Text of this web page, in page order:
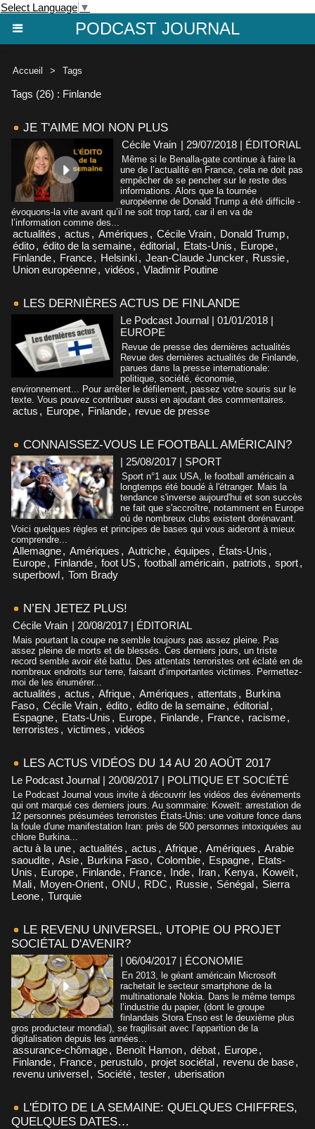
Select Language ▼
PODCAST JOURNAL
Accueil > Tags
Tags (26) : Finlande
JE T'AIME MOI NON PLUS
Cécile Vrain | 29/07/2018 | ÉDITORIAL
Même si le Benalla-gate continue à faire la
une de l’actualité en France, cela ne doit pas
empêcher de se pencher sur le reste des
informations. Alors que la tournée
européenne de Donald Trump a été difficile -
évoquons-la vite avant qu’il ne soit trop tard, car il en va de
l’information comme des...
actualités , actus , Amériques , Cécile Vrain, Donald Trump,
édito, édito de la semaine, éditorial, Etats-Unis , Europe,
Finlande, France, Helsinki, Jean-Claude Juncker, Russie,
Union européenne, vidéos , Vladimir Poutine
LES DERNIÈRES ACTUS DE FINLANDE
Le Podcast Journal | 01/01/2018 |
EUROPE
Revue de presse des dernières actualités
Revue des dernières actualités de Finlande,
parues dans la presse internationale:
politique, société, économie,
environnement... Pour arrêter le défilement, passez votre souris sur le
texte. Vous pouvez contribuer aussi en ajoutant des commentaires.
actus , Europe, Finlande, revue de presse
CONNAISSEZ-VOUS LE FOOTBALL AMÉRICAIN?
| 25/08/2017 | SPORT
Sport n°1 aux USA, le football américain a
longtemps été boudé à l'étranger. Mais la
tendance s'inverse aujourd'hui et son succès
ne fait que s'accroître, notamment en Europe
où de nombreux clubs existent dorénavant.
Voici quelques règles et principes de bases qui vous aideront à mieux
comprendre...
Allemagne, Amériques , Autriche, équipes , États-Unis ,
Europe, Finlande, foot US, football américain, patriots , sport,
superbowl, Tom Brady
N’EN JETEZ PLUS!
Cécile Vrain | 20/08/2017 | ÉDITORIAL
Mais pourtant la coupe ne semble toujours pas assez pleine. Pas
assez pleine de morts et de blessés. Ces derniers jours, un triste
record semble avoir été battu. Des attentats terroristes ont éclaté en de
nombreux endroits sur terre, faisant d’importantes victimes. Permettez-
moi de les énumérer...
actualités , actus , Afrique, Amériques , attentats , Burkina
Faso, Cécile Vrain, édito, édito de la semaine, éditorial,
Espagne, Etats-Unis , Europe, Finlande, France, racisme,
terroristes , victimes , vidéos
LES ACTUS VIDÉOS DU 14 AU 20 AOÛT 2017
Le Podcast Journal | 20/08/2017 | POLITIQUE ET SOCIÉTÉ
Le Podcast Journal vous invite à découvrir les vidéos des événements
qui ont marqué ces derniers jours. Au sommaire: Koweït: arrestation de
12 personnes présumées terroristes États-Unis: une voiture fonce dans
la foule d'une manifestation Iran: près de 500 personnes intoxiquées au
chlore Burkina...
actu à la une, actualités , actus , Afrique, Amériques , Arabie
saoudite, Asie, Burkina Faso, Colombie, Espagne, Etats-
Unis , Europe, Finlande, France, Inde, Iran, Kenya, Koweït,
Mali, Moyen-Orient, ONU , RDC , Russie, Sénégal, Sierra
Leone, Turquie
LE REVENU UNIVERSEL, UTOPIE OU PROJET
SOCIÉTAL D'AVENIR?
| 06/04/2017 | ÉCONOMIE
En 2013, le géant américain Microsoft
rachetait le secteur smartphone de la
multinationale Nokia. Dans le même temps
l’industrie du papier, (dont le groupe
finlandais Stora Enso est le deuxième plus
gros producteur mondial), se fragilisait avec l’apparition de la
digitalisation depuis les années...
assurance-chômage, Benoît Hamon, débat, Europe,
Finlande, France, perustulo, projet sociétal, revenu de base,
revenu universel, Société, tester, uberisation
L'ÉDITO DE LA SEMAINE: QUELQUES CHIFFRES,
QUELQUES DATES…